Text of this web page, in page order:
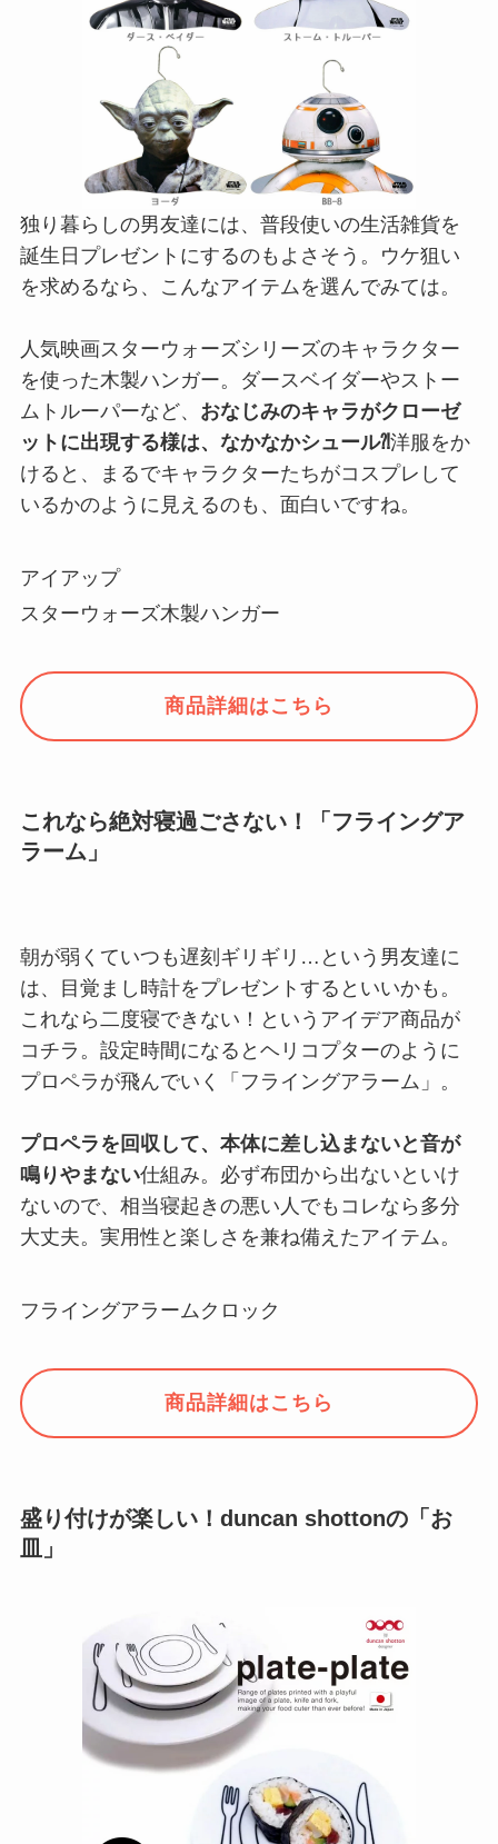
独り暮らしの男友達には、普段使いの生活雑貨を
誕生日プレゼントにするのもよさそう。ウケ狙い
を求めるなら、こんなアイテムを選んでみては。
人気映画スターウォーズシリーズのキャラクター
を使った木製ハンガー。ダースベイダーやストー
ムトルーパーなど、 おなじみのキャラがクローゼ
ットに出現する様は、なかなかシュール⁈洋服をか
けると、まるでキャラクターたちがコスプレして
いるかのように見えるのも、面白いですね。
アイアップ
スターウォーズ木製ハンガー
商品詳細はこちら
これなら絶対寝過ごさない！「フライングア
ラーム」
朝が弱くていつも遅刻ギリギリ…という男友達に
は、目覚まし時計をプレゼントするといいかも。
これなら二度寝できない！というアイデア商品が
コチラ。設定時間になるとヘリコプターのように
プロペラが飛んでいく「フライングアラーム」。
プロペラを回収して、本体に差し込まないと音が
鳴りやまない仕組み。必ず布団から出ないといけ
ないので、相当寝起きの悪い人でもコレなら多分
大丈夫。実用性と楽しさを兼ね備えたアイテム。
フライングアラームクロック
商品詳細はこちら
盛り付けが楽しい！duncan shottonの「お
皿」